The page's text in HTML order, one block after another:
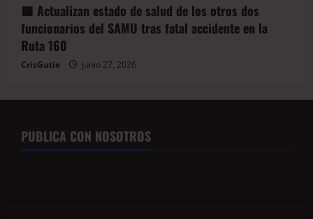
🟥 Actualizan estado de salud de los otros dos
funcionarios del SAMU tras fatal accidente en la
Ruta 160
CrisGutie junio 27, 2026
PUBLICA CON NOSOTROS